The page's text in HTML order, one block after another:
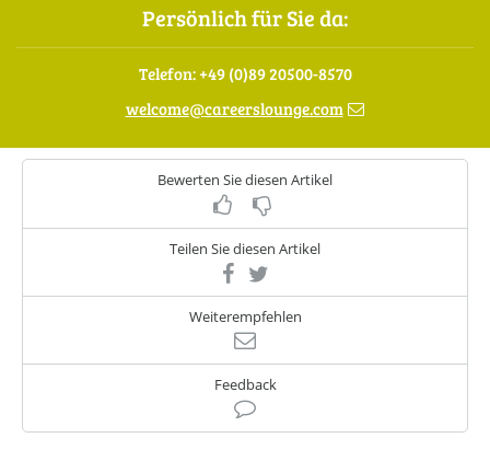
Persönlich für Sie da:
Telefon: +49 (0)89 20500-8570
welcome@careerslounge.com
Bewerten Sie diesen Artikel
Teilen Sie diesen Artikel
Weiterempfehlen
Feedback